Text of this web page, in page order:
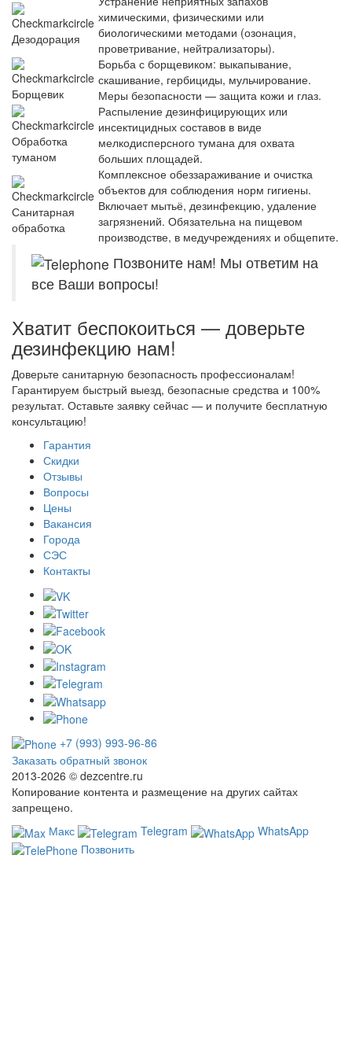
Дезодорация
химическими, физическими или
биологическими методами (озонация,
проветривание, нейтрализаторы).
Борщевик
Борьба с борщевиком: выкапывание,
скашивание, гербициды, мульчирование.
Меры безопасности — защита кожи и глаз.
Обработка
туманом
Распыление дезинфицирующих или
инсектицидных составов в виде
мелкодисперсного тумана для охвата
больших площадей.
Санитарная
обработка
Комплексное обеззараживание и очистка
объектов для соблюдения норм гигиены.
Включает мытьё, дезинфекцию, удаление
загрязнений. Обязательна на пищевом
производстве, в медучреждениях и общепите.
Позвоните нам! Мы ответим на
все Ваши вопросы!
Хватит беспокоиться — доверьте
дезинфекцию нам!
Доверьте санитарную безопасность профессионалам!
Гарантируем быстрый выезд, безопасные средства и 100%
результат. Оставьте заявку сейчас — и получите бесплатную
консультацию!
Гарантия
Скидки
Отзывы
Вопросы
Цены
Вакансия
Города
СЭС
Контакты
+7 (993) 993-96-86
Заказать обратный звонок
2013-2026 © dezcentre.ru
Копирование контента и размещение на других сайтах
запрещено.
Макс
Telegram
WhatsApp
Позвонить